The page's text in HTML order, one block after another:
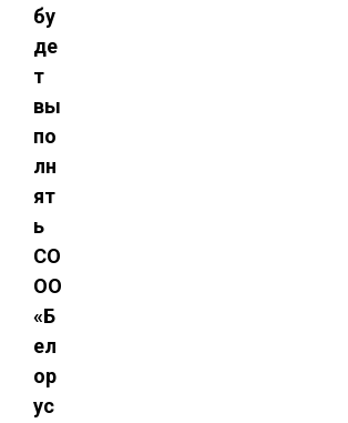
бу
де
т
вы
по
лн
ят
ь
СО
ОО
«Б
ел
ор
ус